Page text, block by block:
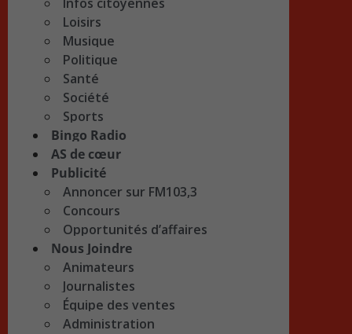
Loisirs
Musique
Politique
Santé
Société
Sports
Bingo Radio
AS de cœur
Publicité
Annoncer sur FM103,3
Concours
Opportunités d’affaires
Nous Joindre
Animateurs
Journalistes
Équipe des ventes
Administration